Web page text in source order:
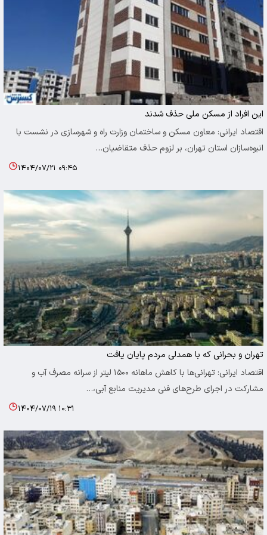
این افراد از مسکن ملی حذف شدند
اقتصاد ایرانی: معاون مسکن و ساختمان وزارت راه و شهرسازی در نشست با
انبوه‌سازان استان تهران، بر لزوم حذف متقاضیان…
۱۴۰۴/۰۷/۲۱ ۰۹:۴۵
تهران و بحرانی که با همدلی مردم پایان یافت
اقتصاد ایرانی: تهرانی‌ها با کاهش ماهانه ۱۵۰۰ لیتر از سرانه مصرف آب و
مشارکت در اجرای طرح‌های فنی مدیریت منابع آبی،…
۱۴۰۴/۰۷/۱۹ ۱۰:۳۱